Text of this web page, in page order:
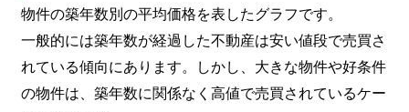
物件の築年数別の平均価格を表したグラフです。
一般的には築年数が経過した不動産は安い値段で売買さ
れている傾向にあります。しかし、大きな物件や好条件
の物件は、築年数に関係なく高値で売買されているケー